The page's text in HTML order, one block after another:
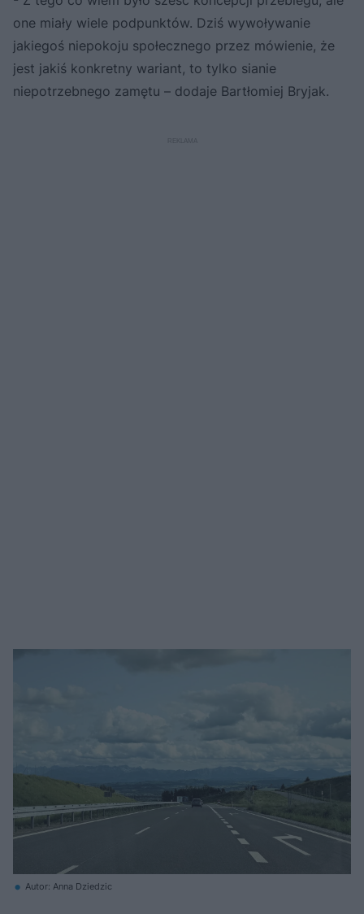
one miały wiele podpunktów. Dziś wywoływanie
jakiegoś niepokoju społecznego przez mówienie, że
jest jakiś konkretny wariant, to tylko sianie
niepotrzebnego zamętu – dodaje Bartłomiej Bryjak.
Autor: Anna Dziedzic